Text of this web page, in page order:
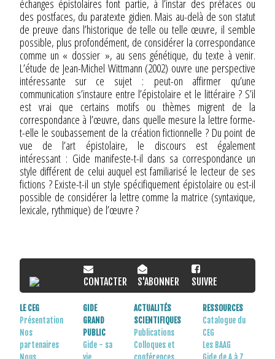
échanges épistolaires font partie, à l’instar des préfaces ou
des postfaces, du paratexte gidien. Mais au-delà de son statut
de preuve dans l’historique de telle ou telle œuvre, il semble
possible, plus profondément, de considérer la correspondance
comme un « dossier », au sens génétique, du texte à venir.
L’étude de Jean-Michel Wittmann (2002) ouvre une perspective
intéressante sur ce sujet : peut-on affirmer qu’une
communication s’instaure entre l’épistolaire et le littéraire ? S’il
est vrai que certains motifs ou thèmes migrent de la
correspondance à l’œuvre, dans quelle mesure la lettre forme-
t-elle le soubassement de la création fictionnelle ? Du point de
vue de l’art épistolaire, le discours est également
intéressant : Gide manifeste-t-il dans sa correspondance un
style différent de celui auquel est familiarisé le lecteur de ses
fictions ? Existe-t-il un style spécifiquement épistolaire ou est-il
possible de considérer la lettre comme la matrice (syntaxique,
lexicale, rythmique) de l’œuvre ?
CONTACTER S'ABONNER SUIVRE
LE CEG
Présentation
Nos
partenaires
GIDE
GRAND
PUBLIC
Gide - sa
ACTUALITÉS
SCIENTIFIQUES
Publications
Colloques et
RESSOURCES
Catalogue du
CEG
Les BAAG